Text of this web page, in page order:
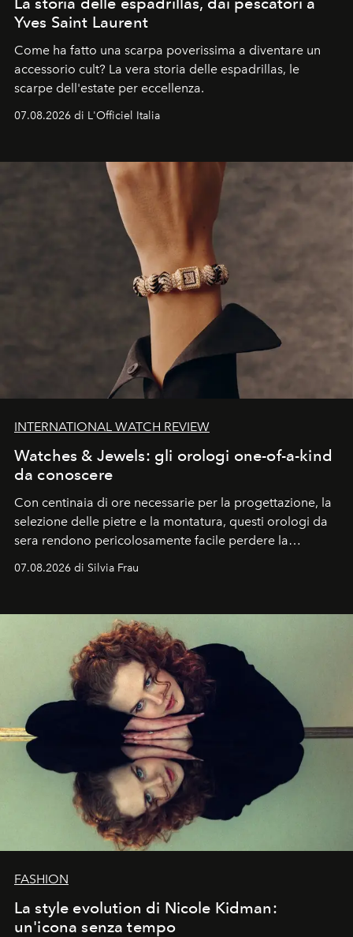
Yves Saint Laurent
Come ha fatto una scarpa poverissima a diventare un
accessorio cult? La vera storia delle espadrillas, le
scarpe dell'estate per eccellenza.
07.08.2026 di L'Officiel Italia
INTERNATIONAL WATCH REVIEW
Watches & Jewels: gli orologi one-of-a-kind
da conoscere
Con centinaia di ore necessarie per la progettazione, la
selezione delle pietre e la montatura, questi orologi da
sera rendono pericolosamente facile perdere la
07.08.2026 di Silvia Frau
FASHION
La style evolution di Nicole Kidman:
un'icona senza tempo